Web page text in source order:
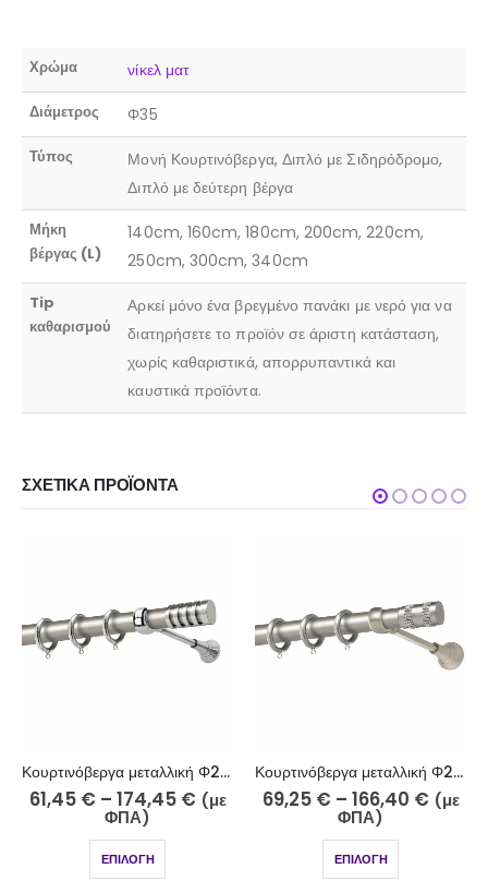
Χρώμα νίκελ ματ
Διάμετρος Φ35
Τύπος
Μονή Κουρτινόβεργα, Διπλό με Σιδηρόδρομο,
Διπλό με δεύτερη βέργα
Μήκη
βέργας (L)
140cm, 160cm, 180cm, 200cm, 220cm,
250cm, 300cm, 340cm
Tip
καθαρισμού
Αρκεί μόνο ένα βρεγμένο πανάκι με νερό για να
διατηρήσετε το προϊόν σε άριστη κατάσταση,
χωρίς καθαριστικά, απορρυπαντικά και
καυστικά προϊόντα.
ΣΧΕΤΙΚΆ ΠΡΟΪΌΝΤΑ
Κουρτινόβεργα μεταλλική Φ25 νίκελ ματ Ύδρα Κ25-2510-5
61,45 € – 174,45 € (με
ΦΠΑ)
ΕΠΙΛΟΓΉ
Κουρτινόβεργα μεταλλική Φ25 νίκελ ματ-strass Λήμνος Κ34-2510-18
69,25 € – 166,40 € (με
ΦΠΑ)
ΕΠΙΛΟΓΉ